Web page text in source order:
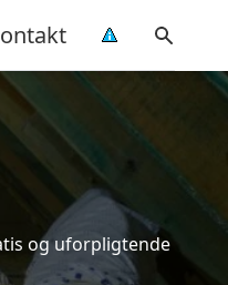
og uforpligtende